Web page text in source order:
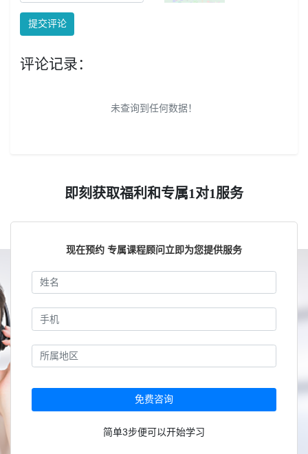
提交评论
评论记录：
未查询到任何数据！
即刻获取福利和专属1对1服务
现在预约 专属课程顾问立即为您提供服务
免费咨询
简单3步便可以开始学习